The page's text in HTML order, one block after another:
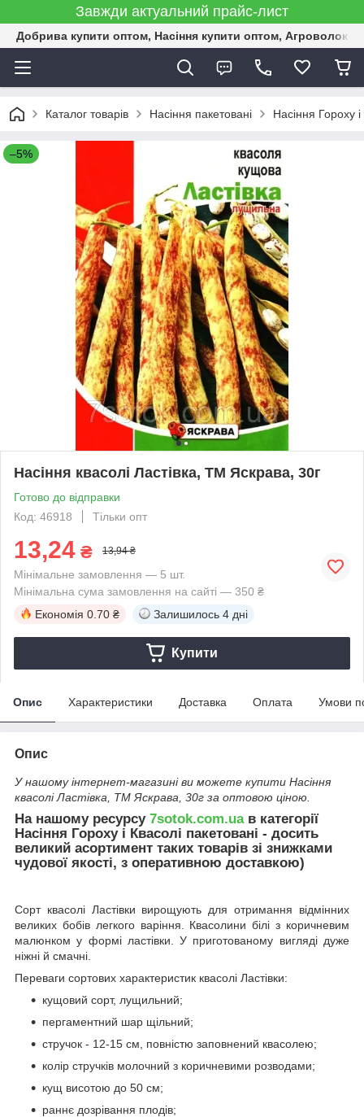
Завжди актуальний прайс-лист
Добрива купити оптом, Насіння купити оптом,
Каталог товарів Насіння пакетовані Насіння Гороху
–5%
Насіння квасолі Ластівка, ТМ Яскрава, 30г
Готово до відправки
Код: 46918
Тільки опт
13,24 ₴ 13,94 ₴
Мінімальне замовлення — 5 шт.
Мінімальна сума замовлення на сайті — 350 ₴
Економія 0.70 ₴ Залишилось 4 дні
Купити
Опис Характеристики Доставка Оплата Умови
Опис
У нашому інтернет-магазині ви можете купити Насіння
квасолі Ластівка, ТМ Яскрава, 30г за оптовою ціною.
На нашому ресурсу 7sotok.com.uaв категорії
Насіння Гороху і Квасолі пакетовані - досить
великий асортимент таких товарів зі знижками
чудової якості, з оперативною доставкою)
Сорт квасолі Ластівки вирощують для отримання відмінних
великих бобів легкого варіння. Квасолини білі з коричневим
малюнком у формі ластівки. У приготованому вигляді дуже
ніжні й смачні.
Переваги сортових характеристик квасолі Ластівки:
кущовий сорт, лущильний;
пергаментний шар щільний;
стручок - 12-15 см, повністю заповнений квасолею;
колір стручків молочний з коричневими розводами;
кущ висотою до 50 см;
раннє дозрівання плодів;